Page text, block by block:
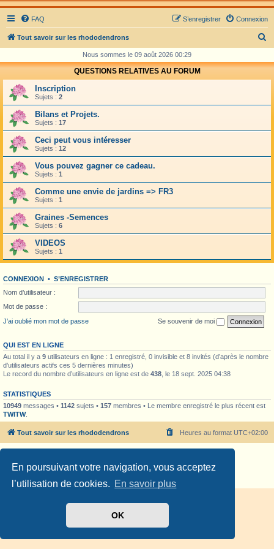
En poursuivant votre navigation, vous acceptez
l’utilisation de cookies. En savoir plus
OK
FAQ Connexion
S’enregistrer
Tout savoir sur les rhododendrons
c
h
Nous sommes le 09 août 2026 00:29
QUESTIONS RELATIVES AU FORUM
Inscription
Sujets : 2
Bilans et Projets.
Sujets : 17
Ceci peut vous intéresser
Sujets : 12
Vous pouvez gagner ce cadeau.
Sujets : 1
Comme une envie de jardins => FR3
Sujets : 1
Graines -Semences
Sujets : 6
VIDEOS
Sujets : 1
CONNEXION • S’ENREGISTRER
Nom d’utilisateur :
Mot de passe :
J’ai oublié mon mot de passe
Se souvenir de moi
QUI EST EN LIGNE
Au total il y a 9 utilisateurs en ligne : 1 enregistré, 0 invisible et 8 invités (d’après le nombre
d’utilisateurs actifs ces 5 dernières minutes)
Le record du nombre d’utilisateurs en ligne est de 438 , le 18 sept. 2025 04:38
STATISTIQUES
10949 messages • 1142 sujets • 157 membres • Le membre enregistré le plus récent est
TWITW.
Tout savoir sur les rhododendrons Heures au format UTC+02:00
Traduit parphpBB-fr.com